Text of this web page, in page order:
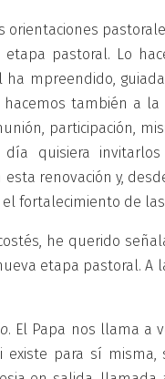
orientaciones
pastoral. Lo
mpreendido,
hacemos también a
participación,
quisiera
renovación y,
fortalecimiento de
he querido
etapa pastoral.
. El Papa nos llama a
existe para sí